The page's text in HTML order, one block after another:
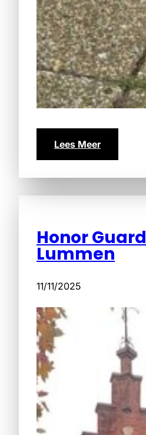
Lees Meer
Honor Guard
Lummen
11/11/2025